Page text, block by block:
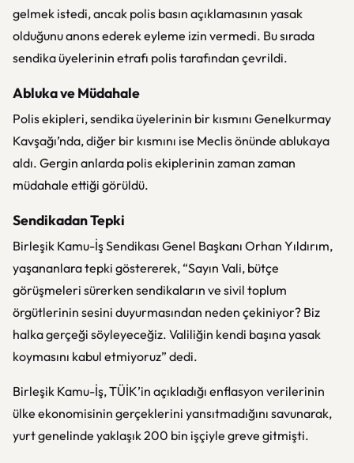
gelmek istedi, ancak polis basın açıklamasının yasak
olduğunu anons ederek eyleme izin vermedi. Bu sırada
sendika üyelerinin etrafı polis tarafından çevrildi.
Abluka ve Müdahale
Polis ekipleri, sendika üyelerinin bir kısmını Genelkurmay
Kavşağı’nda, diğer bir kısmını ise Meclis önünde ablukaya
aldı. Gergin anlarda polis ekiplerinin zaman zaman
müdahale ettiği görüldü.
Sendikadan Tepki
Birleşik Kamu-İş Sendikası Genel Başkanı Orhan Yıldırım,
yaşananlara tepki göstererek, “Sayın Vali, bütçe
görüşmeleri sürerken sendikaların ve sivil toplum
örgütlerinin sesini duyurmasından neden çekiniyor? Biz
halka gerçeği söyleyeceğiz. Valiliğin kendi başına yasak
koymasını kabul etmiyoruz” dedi.
Birleşik Kamu-İş, TÜİK’in açıkladığı enflasyon verilerinin
ülke ekonomisinin gerçeklerini yansıtmadığını savunarak,
yurt genelinde yaklaşık 200 bin işçiyle greve gitmişti.